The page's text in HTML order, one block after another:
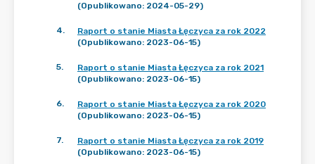
(Opublikowano: 2024-05-29)
4.
Raport o stanie Miasta Łęczyca za rok 2022
(Opublikowano: 2023-06-15)
5.
Raport o stanie Miasta Łęczyca za rok 2021
(Opublikowano: 2023-06-15)
6.
Raport o stanie Miasta Łęczyca za rok 2020
(Opublikowano: 2023-06-15)
7.
Raport o stanie Miasta Łęczyca za rok 2019
(Opublikowano: 2023-06-15)